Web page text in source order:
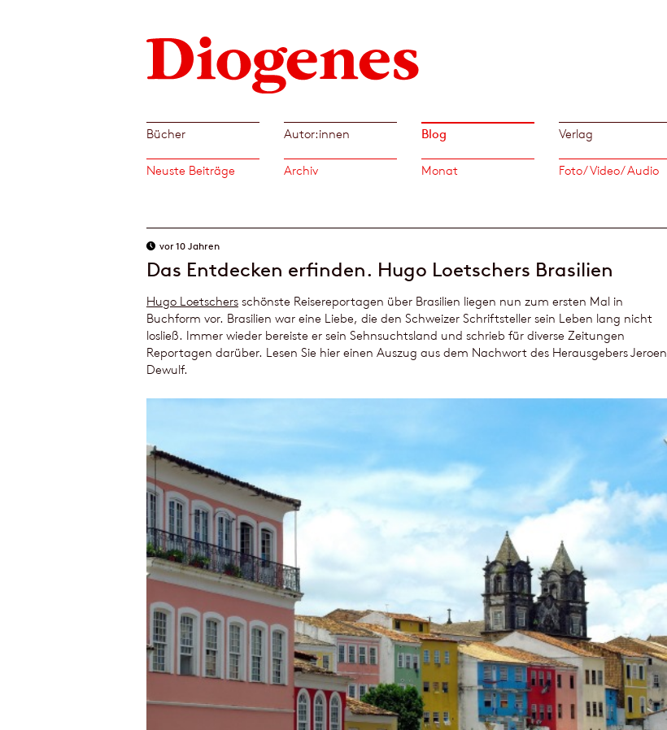
Bücher Autor:innen Blog Verlag
Neuste Beiträge Archiv Monat Foto/ Video/ Audio
vor 10 Jahren
Das Entdecken erfinden. Hugo Loetschers Brasilien
Hugo Loetschers schönste Reisereportagen über Brasilien liegen nun zum ersten Mal in
Buchform vor. Brasilien war eine Liebe, die den Schweizer Schriftsteller sein Leben lang nicht
losließ. Immer wieder bereiste er sein Sehnsuchtsland und schrieb für diverse Zeitungen
Reportagen darüber. Lesen Sie hier einen Auszug aus dem Nachwort des Herausgebers Jeroen
Dewulf.